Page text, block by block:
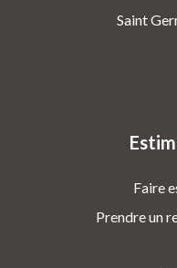
Saint
Faire
Prendre un